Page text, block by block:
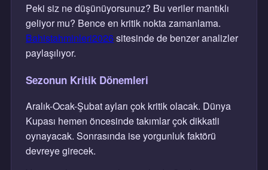
Peki siz ne düşünüyorsunuz? Bu veriler mantıklı
geliyor mu? Bence en kritik nokta zamanlama.
Bahistahminleri2026sitesinde de benzer analizler
paylaşılıyor.
Sezonun Kritik Dönemleri
Aralık-Ocak-Şubat ayları çok kritik olacak. Dünya
Kupası hemen öncesinde takımlar çok dikkatli
oynayacak. Sonrasında ise yorgunluk faktörü
devreye girecek.